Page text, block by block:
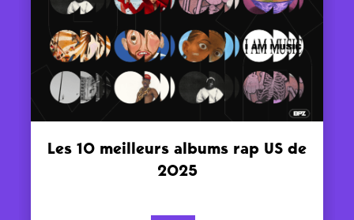
Les 10 meilleurs albums rap US de
2025